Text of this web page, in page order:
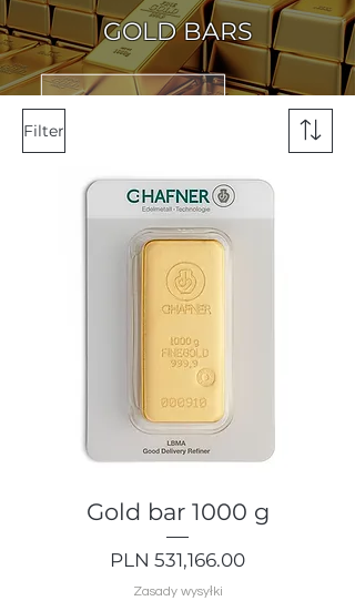
GOLD BARS
Filter
Gold bar 1000 g
Price
PLN 531,166.00
Zasady wysyłki